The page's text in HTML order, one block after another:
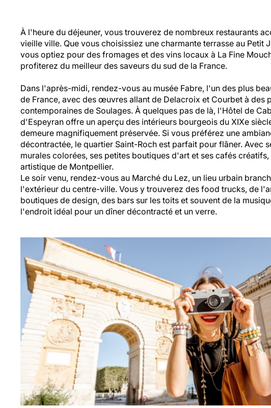
À l'heure du déjeuner, vous trouverez de nombreux restaurants
vieille ville. Que vous choisissiez une charmante terrasse au Petit
vous optiez pour des fromages et des vins locaux à La Fine
profiterez du meilleur des saveurs du sud de la France.
Dans l'après-midi, rendez-vous au musée Fabre, l'un des plus
de France, avec des œuvres allant de Delacroix et Courbet à des
contemporaines de Soulages. À quelques pas de là, l'Hôtel de
d'Espeyran offre un aperçu des intérieurs bourgeois du XIXe
demeure magnifiquement préservée. Si vous préférez une
décontractée, le quartier Saint-Roch est parfait pour flâner. Avec
murales colorées, ses petites boutiques d'art et ses cafés
artistique de Montpellier.
Le soir venu, rendez-vous au Marché du Lez, un lieu urbain
l'extérieur du centre-ville. Vous y trouverez des food trucks, de
boutiques de design, des bars sur les toits et souvent de la
l'endroit idéal pour un dîner décontracté et un verre.